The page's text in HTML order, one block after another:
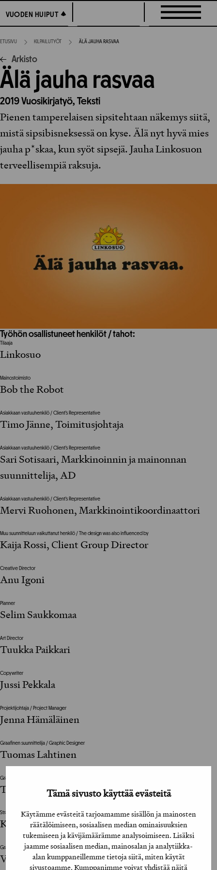
Tämä sivusto käyttää evästeitä
Käytämme evästeitä tarjoamamme sisällön ja mainosten
räätälöimiseen, sosiaalisen median ominaisuuksien
tukemiseen ja kävijämäärämme analysoimiseen. Lisäksi
jaamme sosiaalisen median, mainosalan ja analytiikka-
alan kumppaneillemme tietoja siitä, miten käytät
sivustoamme. Kumppanimme voivat yhdistää näitä
suoraan
sisältöön
VUODEN HUIPUT
VUODEN HUIPUT
ETUSIVU KILPAILUTYÖT ÄLÄ JAUHA RASVAA
Arkisto
Älä jauha rasvaa
2019Vuosikirjatyö, Teksti
Pienen tamperelaisen sipsitehtaan näkemys siitä,
mistä sipsibisneksessä on kyse. Älä nyt hyvä mies
jauha p*skaa, kun syöt sipsejä. Jauha Linkosuon
terveellisempiä raksuja.
Työhön osallistuneet henkilöt / tahot:
Tilaaja
Linkosuo
Mainostoimisto
Bob the Robot
Asiakkaan vastuuhenkilö / Client’s Representative
Timo Jänne, Toimitusjohtaja
Asiakkaan vastuuhenkilö / Client’s Representative
Sari Sotisaari, Markkinoinnin ja mainonnan
suunnittelija, AD
Asiakkaan vastuuhenkilö / Client’s Representative
Mervi Ruohonen, Markkinointikoordinaattori
Muu suunnitteluun vaikuttanut henkilö / The design was also influenced by
Kaija Rossi, Client Group Director
Creative Director
Anu Igoni
Planner
Selim Saukkomaa
Art Director
Tuukka Paikkari
Copywriter
Jussi Pekkala
Projektijohtaja / Project Manager
Jenna Hämäläinen
Graafinen suunnittelija / Graphic Designer
Tuomas Lahtinen
Graafinen suunnittelija / Graphic Designer
Tuomas Lahtinen
Strategi / Strategist
Karolus Viitala
Graafinen suunnittelija / Graphic Designer
Venla Anttila